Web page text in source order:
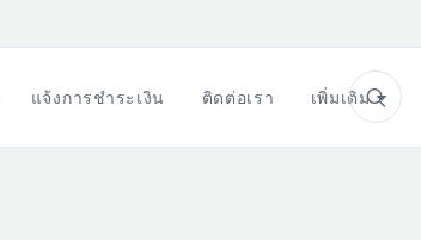
แจ้งการชำระเงิน ติดต่อเรา เพิ่มเติม